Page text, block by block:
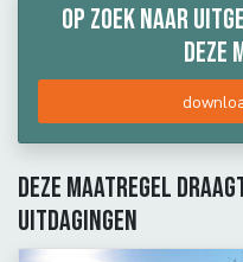
Op zoek naar
deze
Deze maatregel
uitdagingen